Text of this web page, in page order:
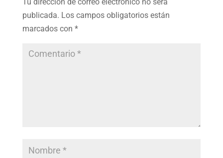
publicada. Los campos obligatorios están
marcados con *